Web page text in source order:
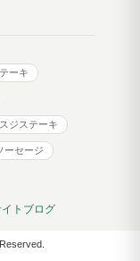
ーキ
ジステーキ
ーセージ
トブログ